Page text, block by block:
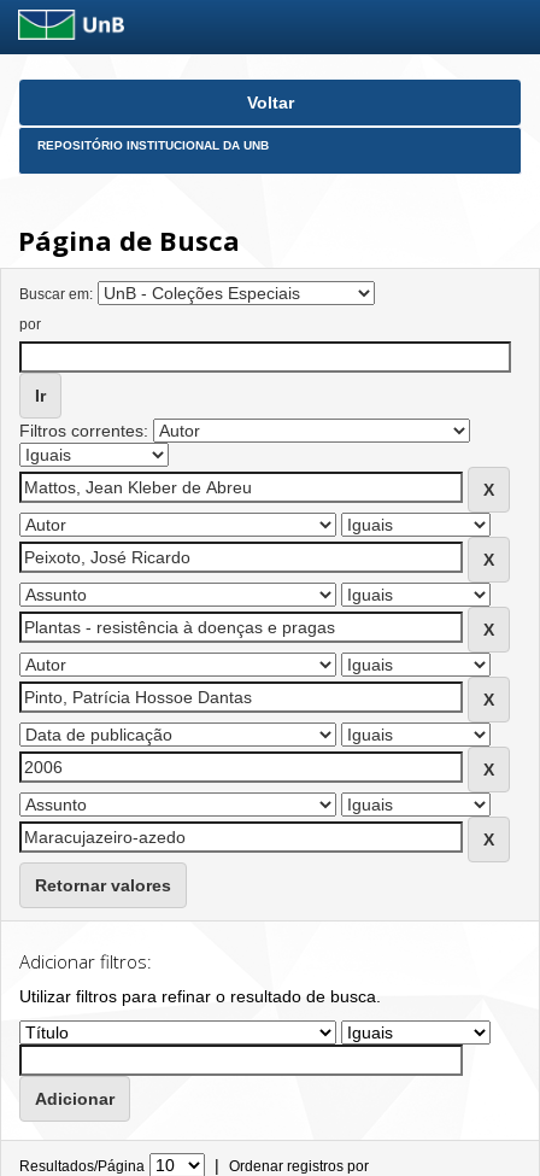
Skip
Voltar
REPOSITÓRIO INSTITUCIONAL DA UNB
Página de Busca
Buscar em:
por
Filtros correntes:
Retornar valores
Adicionar filtros:
Utilizar filtros para refinar o resultado de busca.
Resultados/Página | Ordenar registros por